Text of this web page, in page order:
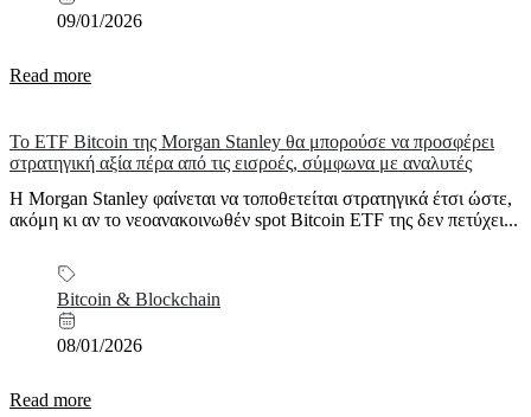
09/01/2026
Read more
Το ETF Bitcoin της Morgan Stanley θα μπορούσε να προσφέρει
στρατηγική αξία πέρα από τις εισροές, σύμφωνα με αναλυτές
Η Morgan Stanley φαίνεται να τοποθετείται στρατηγικά έτσι ώστε,
ακόμη κι αν το νεοανακοινωθέν spot Bitcoin ETF της δεν πετύχει...
Bitcoin & Blockchain
08/01/2026
Read more